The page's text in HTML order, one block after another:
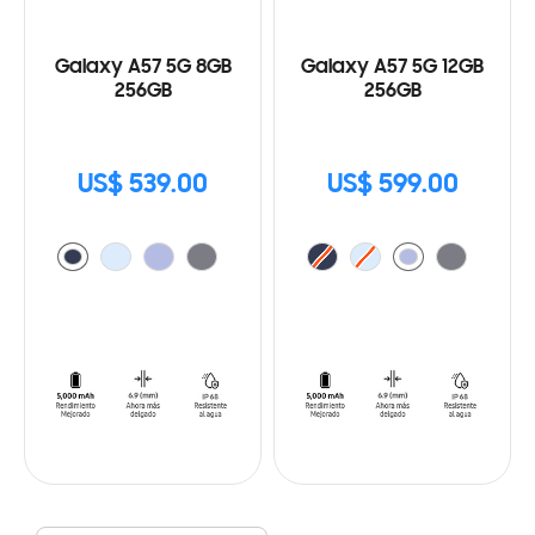
Galaxy A57 5G 8GB
256GB
US$ 539.00
Galaxy A57 5G 12GB
256GB
US$ 599.00